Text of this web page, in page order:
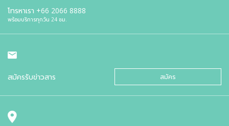
โทรหาเรา +66 2066 8888
พร้อมบริการทุกวัน 24 ชม.
สมัครรับข่าวสาร สมัคร